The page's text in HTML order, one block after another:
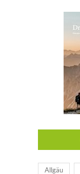
Allgäu